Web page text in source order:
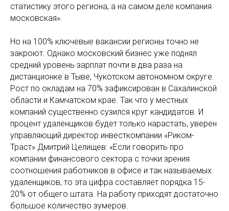
статистику этого региона, а на самом деле компания
московская».
Но на 100% ключевые вакансии регионы точно не
закроют. Однако московский бизнес уже поднял
средний уровень зарплат почти в два раза на
дистанционке в Тыве, Чукотском автономном округе.
Рост по окладам на 70% зафиксирован в Сахалинской
области и Камчатском крае. Так что у местных
компаний существенно сузился круг кандидатов. И
процент удаленщиков будет только нарастать, уверен
управляющий директор инвесткомпании «Риком-
Траст» Дмитрий Целищев: «Если говорить про
компании финансового сектора с точки зрения
соотношения работников в офисе и так называемых
удаленщиков, то эта цифра составляет порядка 15-
20% от общего штата. На работу приходят достаточно
большое количество зумеров.